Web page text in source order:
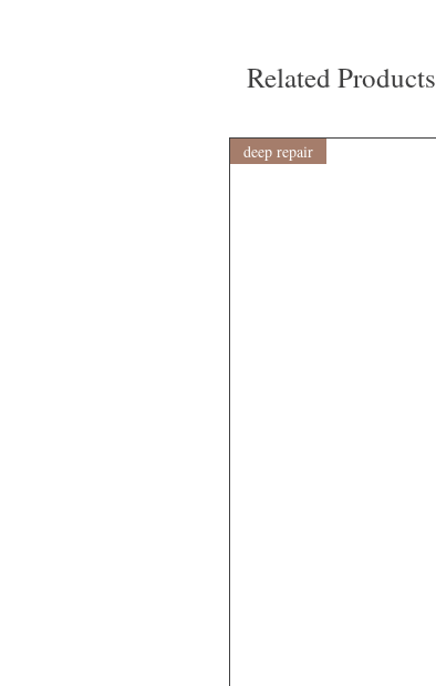
Related Products
deep repair